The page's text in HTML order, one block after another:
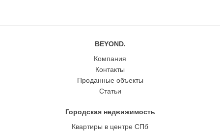
BEYOND.
Компания
Контакты
Проданные объекты
Статьи
Городская недвижимость
Квартиры в центре СПб